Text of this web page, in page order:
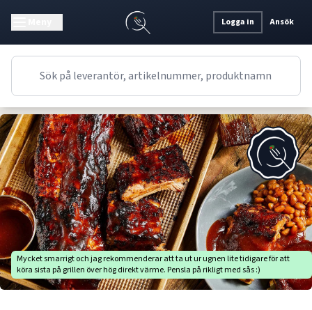
Logga in Ansök
Recept Huvudrätt Amerikanskt Jalapeño and Honey BBQ Ribs
Mycket smarrigt och jag rekommenderar att ta ut ur ugnen lite tidigare för att
köra sista på grillen över hög direkt värme. Pensla på rikligt med sås :)